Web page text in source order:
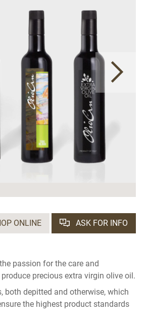
ONLINE ASK FOR INFO
passion for the care and
precious extra virgin olive oil.
both depitted and otherwise, which
the highest product standards